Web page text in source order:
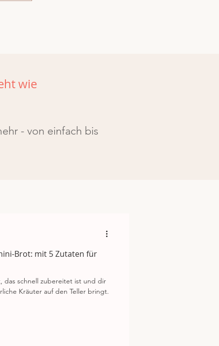
wie
- von einfach bis
Brot: mit 5 Zutaten für
das schnell zubereitet ist und dir
Kräuter auf den Teller bringt.